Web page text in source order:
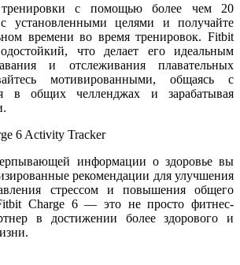
тренировки с помощью более чем 20
установленными целями и получайте
времени во время тренировок. Fitbit
что делает его идеальным
и отслеживания плавательных
мотивированными, общаясь с
в общих челленджах и зарабатывая
информации о здоровье вы
рекомендации для улучшения
стрессом и повышения общего
Charge 6 — это не просто фитнес-
в достижении более здорового и